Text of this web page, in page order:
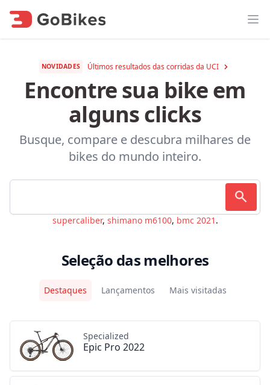
NOVIDADES Últimos resultados das corridas da UCI
Encontre sua bike em
alguns clicks
Busque, compare e descubra milhares de
bikes do mundo inteiro.
supercaliber, shimano m6100, bmc 2021 .
Seleção das melhores
Destaques Lançamentos Mais visitadas
Specialized
Epic Pro 2022